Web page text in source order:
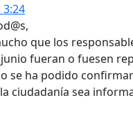
3:24
que los
fueran o fuesen
se ha podido
ciudadanía sea